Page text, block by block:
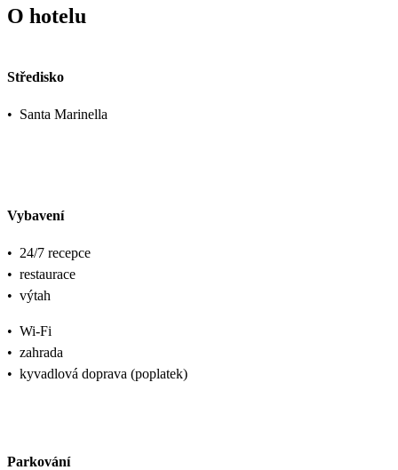
O hotelu
Středisko
• Santa Marinella
Vybavení
• 24/7 recepce
• restaurace
• výtah
• Wi-Fi
• zahrada
• kyvadlová doprava (poplatek)
Parkování